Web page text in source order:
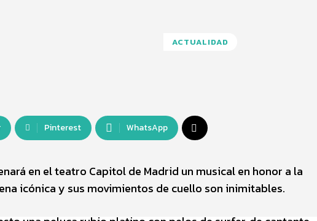
ACTUALIDAD
Pinterest WhatsApp
en el teatro Capitol de Madrid un musical en honor a la
icónica y sus movimientos de cuello son inimitables.